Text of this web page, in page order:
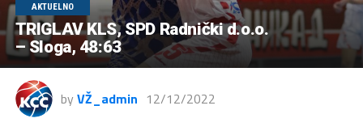
AKTUELNO
TRIGLAV KLS, SPD Radnički d.o.o.
– Sloga, 48:63
by VŽ_admin 12/12/2022